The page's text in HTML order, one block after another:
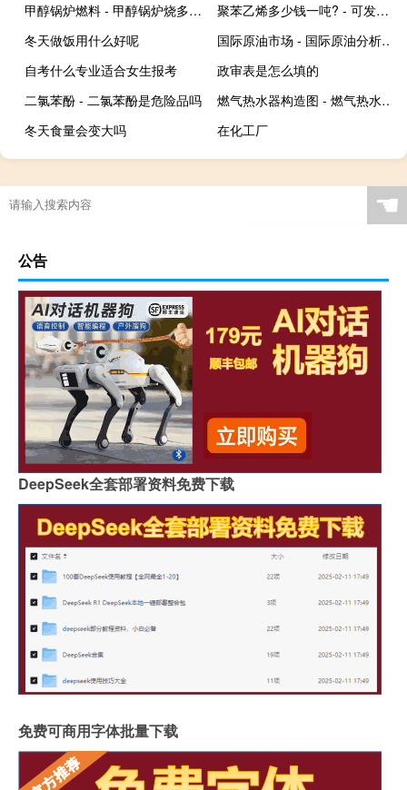
甲醇锅炉燃料 - 甲醇锅炉烧多少号甲醇
聚苯乙烯多少钱一吨? - 可发性聚苯乙烯多少钱一吨
冬天做饭用什么好呢
国际原油市场 - 国际原油分析最新市场
自考什么专业适合女生报考
政审表是怎么填的
二氯苯酚 - 二氯苯酚是危险品吗
燃气热水器构造图 - 燃气热水器内部结构名称图片
冬天食量会变大吗
在化工厂
☚
公告
DeepSeek全套部署资料免费下载
免费可商用字体批量下载